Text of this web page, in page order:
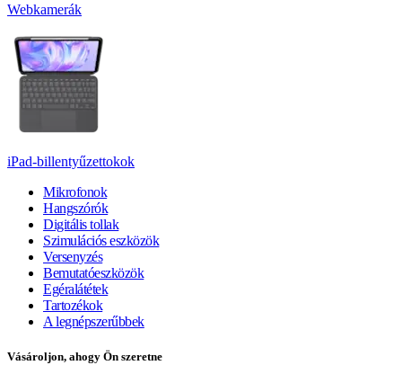
Webkamerák
iPad-billentyűzettokok
Mikrofonok
Hangszórók
Digitális tollak
Szimulációs eszközök
Versenyzés
Bemutatóeszközök
Egéralátétek
Tartozékok
A legnépszerűbbek
Vásároljon, ahogy Ön szeretne